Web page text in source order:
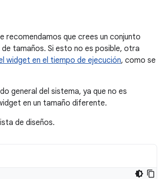
recomendamos que crees un conjunto
tamaños. Si esto no es posible, otra
widget en el tiempo de ejecución, como se
general del sistema, ya que no es
en un tamaño diferente.
de diseños.